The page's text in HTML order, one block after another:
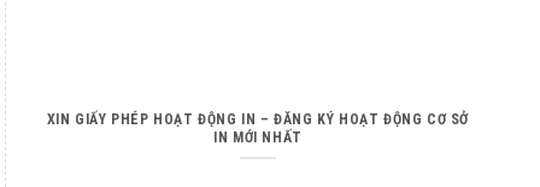
XIN GIẤY PHÉP HOẠT ĐỘNG IN – ĐĂNG KÝ HOẠT ĐỘNG CƠ SỞ
IN MỚI NHẤT